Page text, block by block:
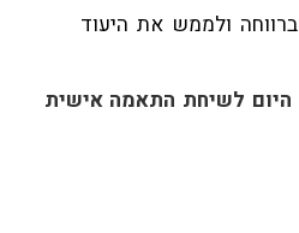
ולממש את היעוד
היום לשיחת התאמה אישית